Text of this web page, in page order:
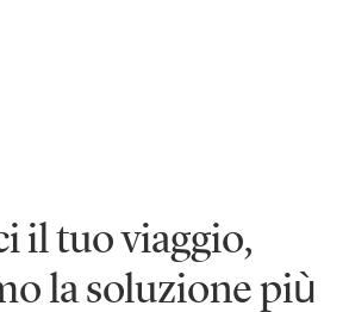
il tuo viaggio,
la soluzione più